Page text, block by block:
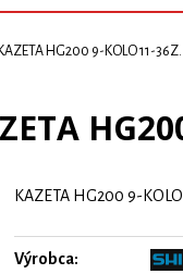
KAZETA HG200 9-KOLO 11-36Z.
KAZETA HG200 9-
Výrobca: